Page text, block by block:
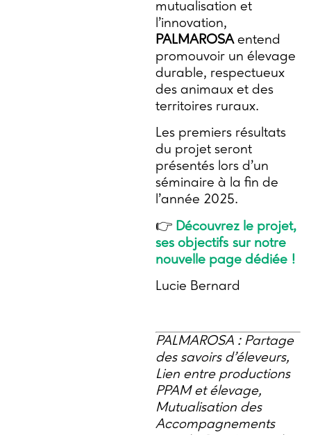
mutualisation et
l’innovation,
PALMAROSAentend
promouvoir un élevage
durable, respectueux
des animaux et des
territoires ruraux.
Les premiers résultats
du projet seront
présentés lors d’un
séminaire à la fin de
l’année 2025.
👉 Découvrez le projet,
ses objectifs sur notre
nouvelle page dédiée !
Lucie Bernard
PALMAROSA : Partage
des savoirs d’éleveurs,
Lien entre productions
PPAM et élevage,
Mutualisation des
Accompagnements